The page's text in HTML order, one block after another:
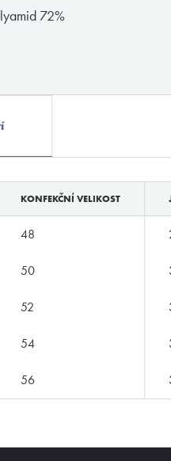
72%
KONFEKČNÍ VELIKOST
48
50
52
54
56